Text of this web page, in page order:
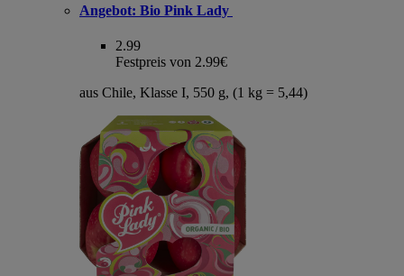
Angebot: Bio Pink Lady
2.99
Festpreis von 2.99€
aus Chile, Klasse I, 550 g, (1 kg = 5,44)